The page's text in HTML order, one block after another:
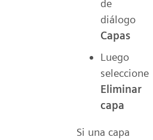
de
diálogo
Capas
Luego
seleccione
Eliminar
capa
Si una capa